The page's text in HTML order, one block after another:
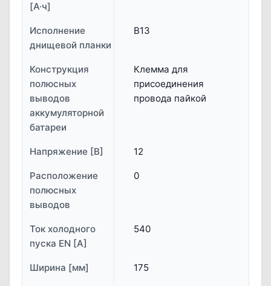
[А·ч]
Исполнение
днищевой планки
B13
Конструкция
полюсных
выводов
аккумуляторной
батареи
Клемма для
присоединения
провода пайкой
Напряжение [В] 12
Расположение
полюсных
выводов
0
Ток холодного
пуска EN [A]
540
Ширина [мм] 175